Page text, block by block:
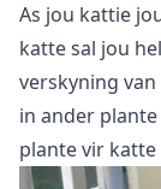
As jou kattie
katte sal jou
verskyning
in ander
plante vir katte